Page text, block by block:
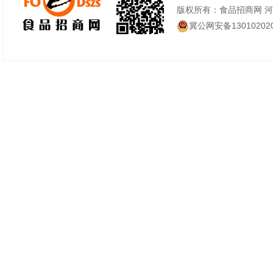
版权所有：食品招商网
冀公网安备